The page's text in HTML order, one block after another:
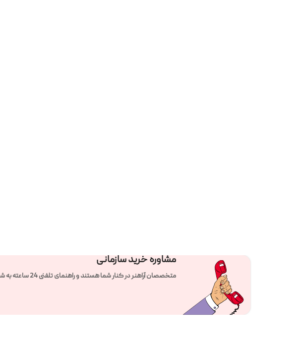
مشاوره خرید سازمانی
متخصصان آراهنر در کنار شما هستند و راهنمای تلفنی 24 ساعته به شما ارائه میدهند.